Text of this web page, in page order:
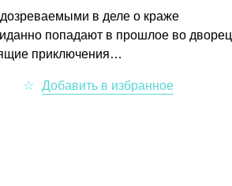
в деле о краже
попадают в прошлое во дворец
приключения…